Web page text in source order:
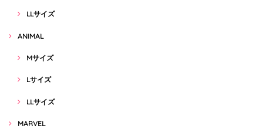
LLサイズ
ANIMAL
Mサイズ
Lサイズ
LLサイズ
MARVEL